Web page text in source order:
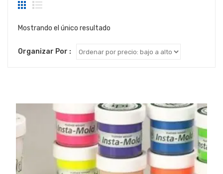
Mostrando el único resultado
Organizar Por :